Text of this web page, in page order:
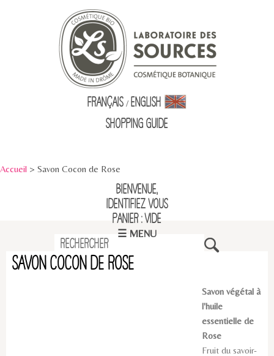
Français / English
Shopping Guide
Accueil > Savon Cocon de Rose
Bienvenue,
identifiez vous
Panier : vide
☰ MENU
Savon Cocon de Rose
Savon végétal à
l'huile
essentielle de
Rose
Fruit du savoir-